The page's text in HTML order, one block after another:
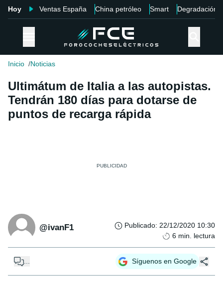
Hoy Ventas España China petróleo Smart Degradación
Inicio Noticias
Ultimátum de Italia a las autopistas.
Tendrán 180 días para dotarse de
puntos de recarga rápida
@ivanF1 Publicado: 22/12/2020 10:30
6 min. lectura
... Síguenos en Google